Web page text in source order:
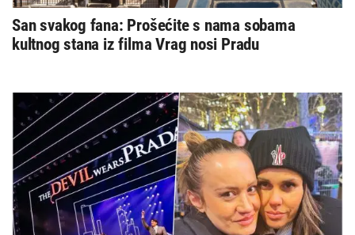
San svakog fana: Prošećite s nama sobama
kultnog stana iz filma Vrag nosi Pradu